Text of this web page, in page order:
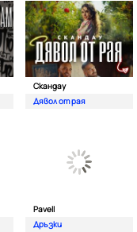
Скандау
Дявол от рая
Pavell
Дръзки